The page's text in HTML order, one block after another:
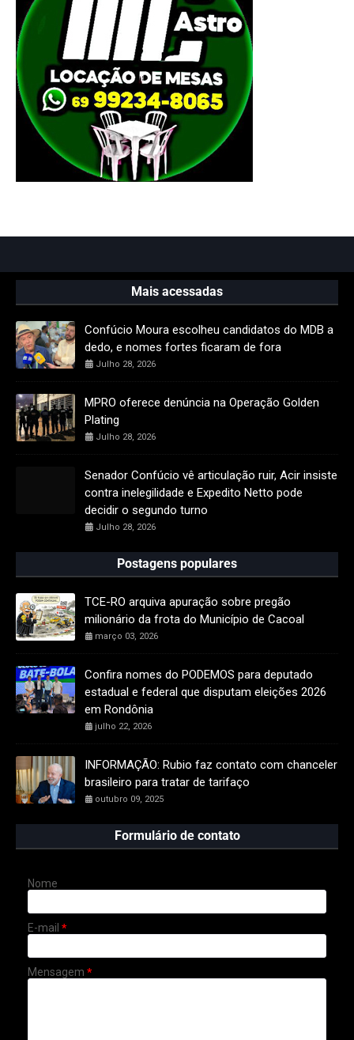
Mais acessadas
Confúcio Moura escolheu candidatos do MDB a
dedo, e nomes fortes ficaram de fora
Julho 28, 2026
MPRO oferece denúncia na Operação Golden
Plating
Julho 28, 2026
Senador Confúcio vê articulação ruir, Acir insiste
contra inelegilidade e Expedito Netto pode
decidir o segundo turno
Julho 28, 2026
Postagens populares
TCE-RO arquiva apuração sobre pregão
milionário da frota do Município de Cacoal
março 03, 2026
Confira nomes do PODEMOS para deputado
estadual e federal que disputam eleições 2026
em Rondônia
julho 22, 2026
INFORMAÇÃO: Rubio faz contato com chanceler
brasileiro para tratar de tarifaço
outubro 09, 2025
Formulário de contato
Nome
E-mail *
Mensagem *